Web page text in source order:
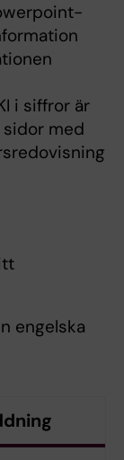
i siffror är
med
engelska